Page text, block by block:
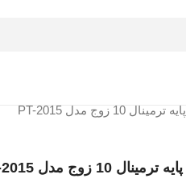
پایه ترمینال 10 زوج مدل PT-2015
پایه ترمینال 10 زوج مدل PT-2015